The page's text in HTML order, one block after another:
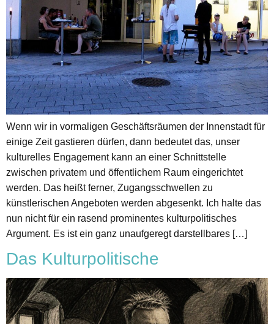
Wenn wir in vormaligen Geschäftsräumen der Innenstadt für
einige Zeit gastieren dürfen, dann bedeutet das, unser
kulturelles Engagement kann an einer Schnittstelle
zwischen privatem und öffentlichem Raum eingerichtet
werden. Das heißt ferner, Zugangsschwellen zu
künstlerischen Angeboten werden abgesenkt. Ich halte das
nun nicht für ein rasend prominentes kulturpolitisches
Argument. Es ist ein ganz unaufgeregt darstellbares […]
Das Kulturpolitische